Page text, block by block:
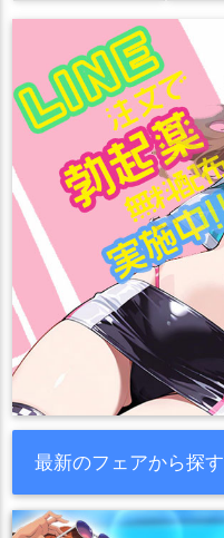
最新のフェアから探す